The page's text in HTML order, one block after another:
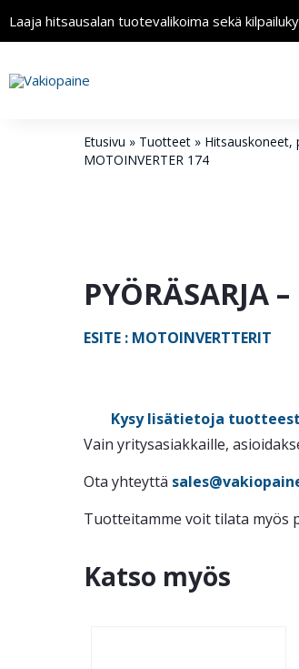
Laaja hitsausalan tuotevalikoima sekä
Etusivu » Tuotteet » Hitsauskoneet,
MOTOINVERTER 174
PYÖRÄSARJA
ESITE : MOTOINVERTTERIT
Kysy lisätietoja
Vain yritysasiakkaille,
Ota yhteyttä
Tuotteitamme voit tilata myös
Katso myös